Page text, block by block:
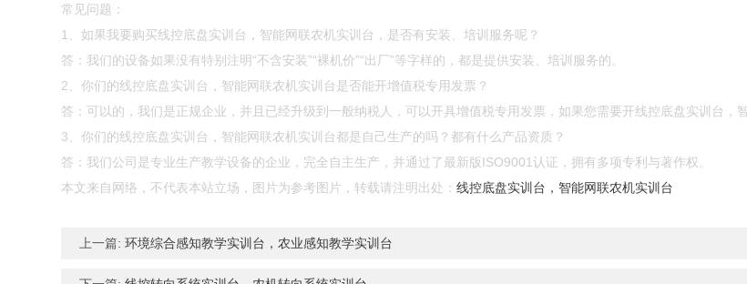
常见问题：
1、如果我要购买线控底盘实训台，智能网联农机实训台，是否有安装、培训服务呢？
答：我们的设备如果没有特别注明“不含安装”“裸机价”“出厂”等字样的，都是提供安装、培训服务的。
2、你们的线控底盘实训台，智能网联农机实训台是否能开增值税专用发票？
答：可以的，我们是正规企业，并且已经升级到一般纳税人，可以开具增值税专用发票，如果您需要开线控底盘实训台，
3、你们的线控底盘实训台，智能网联农机实训台都是自己生产的吗？都有什么产品资质？
答：我们公司是专业生产教学设备的企业，完全自主生产，并通过了最新版ISO9001认证，拥有多项专利与著作权。
本文来自网络，不代表本站立场，图片为参考图片，转载请注明出处：线控底盘实训台，智能网联农机实训台
上一篇: 环境综合感知教学实训台，农业感知教学实训台